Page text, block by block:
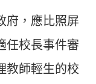
府，應比照屏
任校長事件審
教師輕生的校